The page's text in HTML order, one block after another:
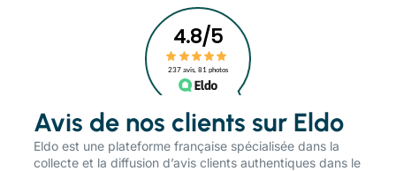
Avis de nos clients sur Eldo
​Eldo est une plateforme française spécialisée dans la
collecte et la diffusion d’avis clients authentiques dans le